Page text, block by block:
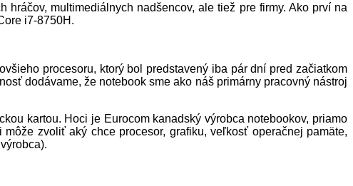
multimediálnych nadšencov, ale tiež pre firmy. Ako prví na
i7-8750H.
procesoru, ktorý bol predstavený iba pár dní pred začiatkom
dodávame, že notebook sme ako náš primárny pracovný nástroj
kartou. Hoci je Eurocom kanadský výrobca notebookov, priamo
zvoliť aký chce procesor, grafiku, veľkosť operačnej pamäte,